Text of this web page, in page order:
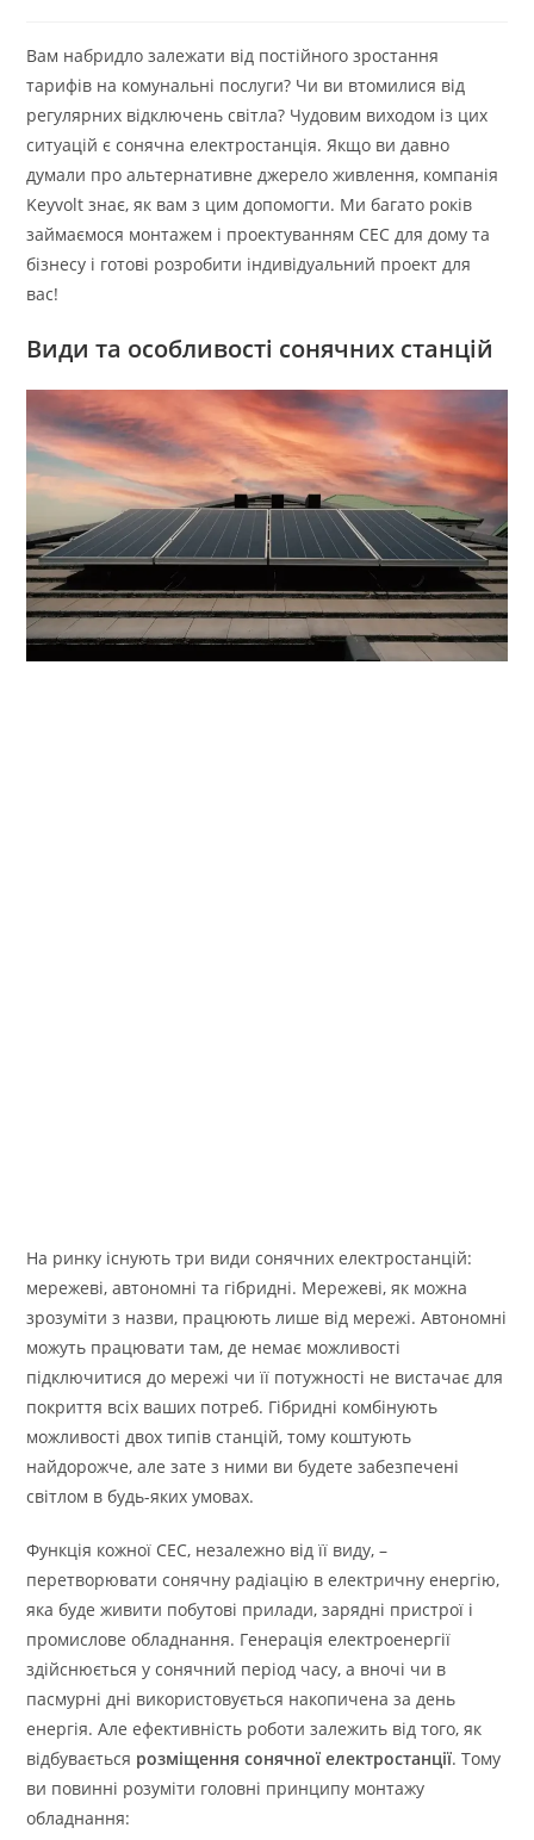
Вам набридло залежати від постійного зростання
тарифів на комунальні послуги? Чи ви втомилися від
регулярних відключень світла? Чудовим виходом із цих
ситуацій є сонячна електростанція. Якщо ви давно
думали про альтернативне джерело живлення, компанія
Keyvolt знає, як вам з цим допомогти. Ми багато років
займаємося монтажем і проектуванням СЕС для дому та
бізнесу і готові розробити індивідуальний проект для
вас!
Види та особливості сонячних станцій
На ринку існують три види сонячних електростанцій:
мережеві, автономні та гібридні. Мережеві, як можна
зрозуміти з назви, працюють лише від мережі. Автономні
можуть працювати там, де немає можливості
підключитися до мережі чи її потужності не вистачає для
покриття всіх ваших потреб. Гібридні комбінують
можливості двох типів станцій, тому коштують
найдорожче, але зате з ними ви будете забезпечені
світлом в будь-яких умовах.
Функція кожної СЕС, незалежно від її виду, –
перетворювати сонячну радіацію в електричну енергію,
яка буде живити побутові прилади, зарядні пристрої і
промислове обладнання. Генерація електроенергії
здійснюється у сонячний період часу, а вночі чи в
пасмурні дні використовується накопичена за день
енергія. Але ефективність роботи залежить від того, як
відбувається розміщення сонячної електростанції. Тому
ви повинні розуміти головні принципу монтажу
обладнання: